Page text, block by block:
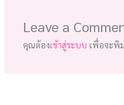
Leave a
คุณต้องเข้าสู่ระบบ เพื่อจะพิ